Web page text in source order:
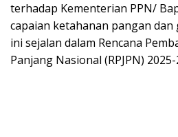
terhadap Kementerian PPN/
capaian ketahanan pangan dan
ini sejalan dalam Rencana
Panjang Nasional (RPJPN) 2025-